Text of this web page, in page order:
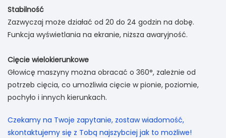
Stabilność
Zazwyczaj może działać od 20 do 24 godzin na dobę.
Funkcja wyświetlania na ekranie, niższa awaryjność.
Cięcie wielokierunkowe
Głowicę maszyny można obracać o 360°, zależnie od
potrzeb cięcia, co umożliwia cięcie w pionie, poziomie,
pochyło i innych kierunkach.
Czekamy na Twoje zapytanie, zostaw wiadomość,
skontaktujemy się z Tobą najszybciej jak to możliwe!